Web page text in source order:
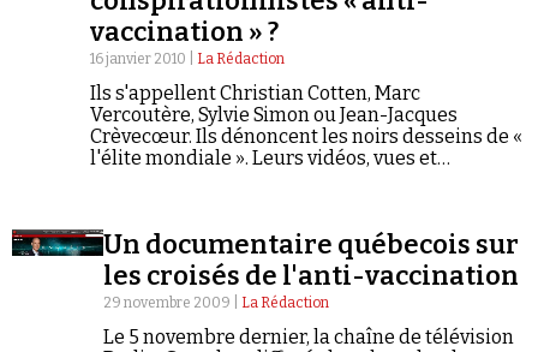
Émissions
Revues de presse
vaccination » ?
16 janvier 2010 | La Rédaction
Ils s'appellent Christian Cotten, Marc
Vercoutère, Sylvie Simon ou Jean-Jacques
Crèvecœur. Ils dénoncent les noirs desseins de «
l'élite mondiale ». Leurs vidéos, vues et
l'anti-vaccination ?
Un documentaire québecois sur
les croisés de l'anti-vaccination
29 novembre 2009 | La Rédaction
Le 5 novembre dernier, la chaîne de télévision